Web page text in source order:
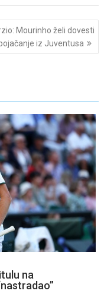
Mourinho želi dovesti
iz Juventusa
na